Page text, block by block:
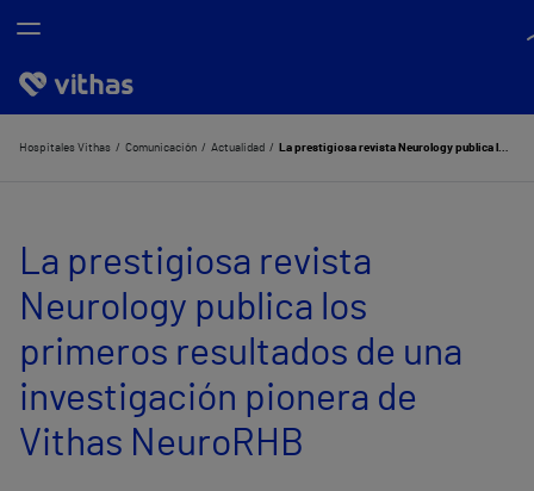
Nosotros
Servicios de salud
Equipo médico y asistencial
Información útil
Comunicación
Hospitales Vithas Comunicación Actualidad La prestigiosa revista Neurology publica los primeros resultados de una investigación pionera de Vithas NeuroRHB
La prestigiosa revista
Neurology publica los
primeros resultados de una
investigación pionera de
Vithas NeuroRHB